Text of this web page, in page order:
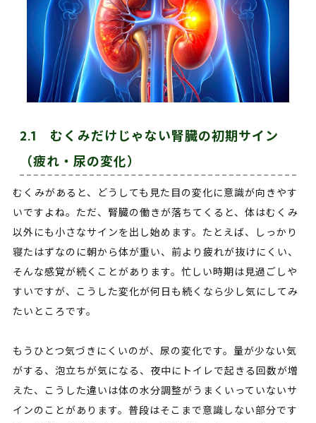
2.1 むくみだけじゃない腎臓の初期サイン
（疲れ・尿の変化）
むくみがあると、どうしても見た目の変化に意識が向きやす
いですよね。ただ、腎臓の働きが落ちてくると、体はむくみ
以外にも小さなサインを出し始めます。たとえば、しっかり
寝たはずなのに朝から体が重い、前より疲れが抜けにくい、
そんな感覚が続くことがあります。忙しい時期は見過ごしや
すいですが、こうした変化が何日も続くなら少し気にしてみ
たいところです。
もうひとつ気づきにくいのが、尿の変化です。量が少ない気
がする、泡立ちが気になる、夜中にトイレで起きる回数が増
えた、こうした違いは体の水分調整がうまくいっていないサ
インのことがあります。普段はそこまで意識しない部分です